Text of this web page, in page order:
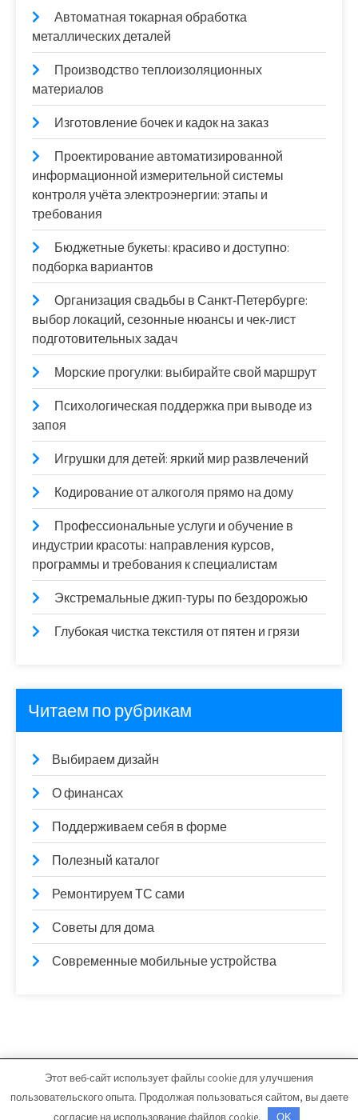
Автоматная токарная обработка
металлических деталей
Производство теплоизоляционных
материалов
Изготовление бочек и кадок на заказ
Проектирование автоматизированной
информационной измерительной системы
контроля учёта электроэнергии: этапы и
требования
Бюджетные букеты: красиво и доступно:
подборка вариантов
Организация свадьбы в Санкт‑Петербурге:
выбор локаций, сезонные нюансы и чек‑лист
подготовительных задач
Морские прогулки: выбирайте свой маршрут
Психологическая поддержка при выводе из
запоя
Игрушки для детей: яркий мир развлечений
Кодирование от алкоголя прямо на дому
Профессиональные услуги и обучение в
индустрии красоты: направления курсов,
программы и требования к специалистам
Экстремальные джип-туры по бездорожью
Глубокая чистка текстиля от пятен и грязи
Читаем по рубрикам
Выбираем дизайн
О финансах
Поддерживаем себя в форме
Полезный каталог
Ремонтируем ТС сами
Советы для дома
Современные мобильные устройства
lamintime.ru - Работает на WordPress
Тема от Grace Themes
Этот веб-сайт использует файлы cookie для улучшения
пользовательского опыта. Продолжая пользоваться сайтом, вы даете
согласие на использование файлов cookie.
OK